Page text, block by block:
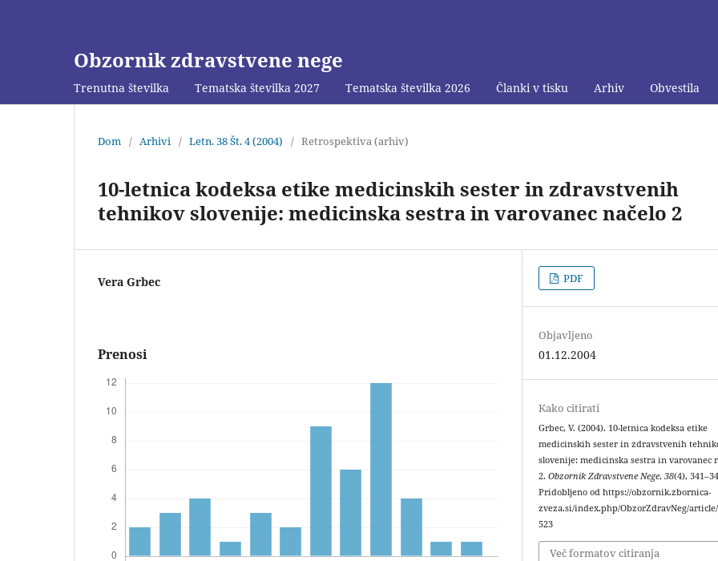
Obzornik zdravstvene nege
Trenutna številka Tematska številka 2027 Tematska številka 2026 Članki v tisku Arhiv Obvestila
Dom / Arhivi / Letn. 38 Št. 4 (2004) / Retrospektiva (arhiv)
10-letnica kodeksa etike medicinskih sester in zdravstvenih
tehnikov slovenije: medicinska sestra in varovanec načelo 2
Vera Grbec
Prenosi
PDF
Objavljeno
01.12.2004
Kako citirati
Grbec, V. (2004). 10-letnica kodeksa etike
medicinskih sester in zdravstvenih
slovenije: medicinska sestra in varovanec
2.Obzornik Zdravstvene Nege,38(4),
Pridobljeno od https://obzornik.zbornica-
zveza.si/index.php/ObzorZdravNeg/
523
Več formatov citiranja